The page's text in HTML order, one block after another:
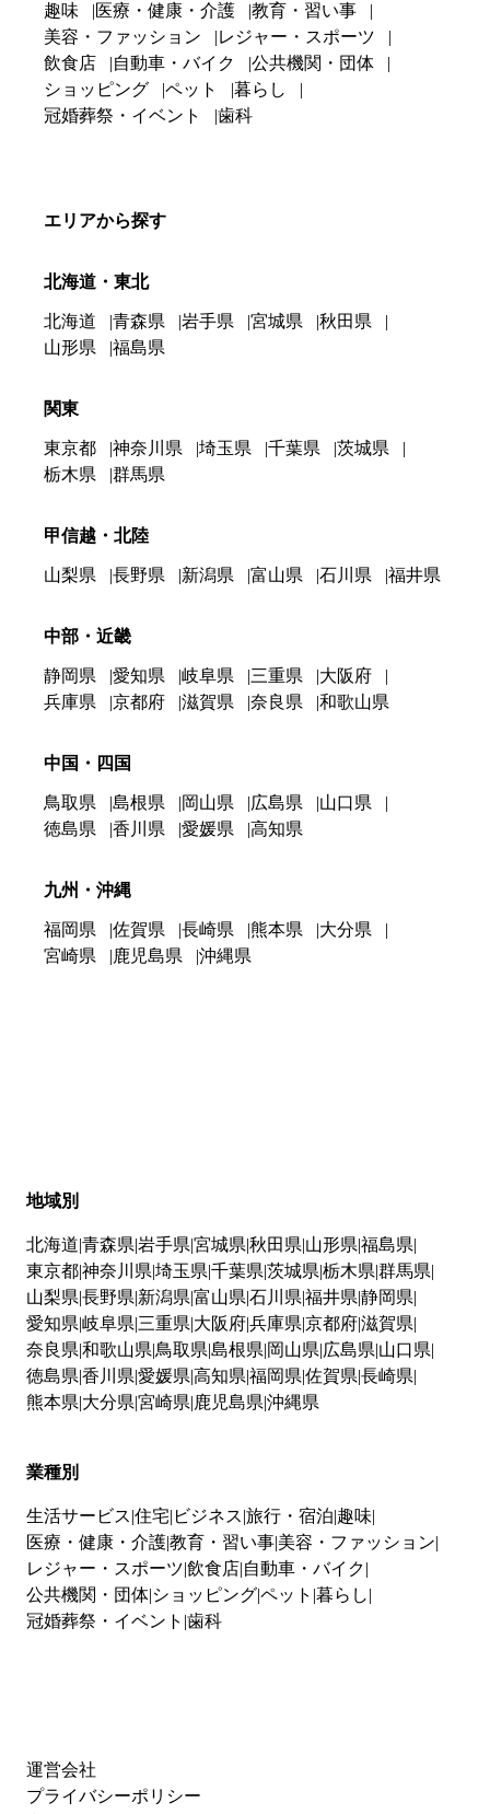
趣味
医療・健康・介護
教育・習い事
美容・ファッション
レジャー・スポーツ
飲食店
自動車・バイク
公共機関・団体
ショッピング
ペット
暮らし
冠婚葬祭・イベント
歯科
エリアから探す
北海道・東北
北海道 青森県 岩手県 宮城県
秋田県
山形県
福島県
関東
東京都 神奈川県 埼玉県 千葉県
茨城県
栃木県
群馬県
甲信越・北陸
山梨県 長野県 新潟県 富山県 石川県 福井県
中部・近畿
静岡県 愛知県 岐阜県 三重県
大阪府
兵庫県
京都府 滋賀県 奈良県 和歌山県
中国・四国
鳥取県 島根県 岡山県 広島県
山口県
徳島県
香川県 愛媛県 高知県
九州・沖縄
福岡県 佐賀県 長崎県 熊本県
大分県
宮崎県
鹿児島県 沖縄県
地域別
北海道 青森県 岩手県 宮城県 秋田県 山形県 福島県
東京都神奈川県 埼玉県 千葉県 茨城県 栃木県 群馬県
山梨県 長野県 新潟県 富山県 石川県 福井県 静岡県
愛知県 岐阜県 三重県 大阪府兵庫県 京都府滋賀県
奈良県 和歌山県 鳥取県 島根県 岡山県 広島県 山口県
徳島県 香川県 愛媛県 高知県 福岡県 佐賀県 長崎県
熊本県 大分県 宮崎県 鹿児島県 沖縄県
業種別
生活サービス 住宅 ビジネス 旅行・宿泊 趣味
医療・健康・介護教育・習い事 美容・ファッション
レジャー・スポーツ 飲食店 自動車・バイク
公共機関・団体 ショッピングペット 暮らし
冠婚葬祭・イベント 歯科
運営会社
プライバシーポリシー